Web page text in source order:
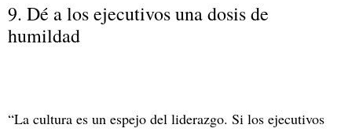
9. Dé a los ejecutivos una dosis de
humildad
“La cultura es un espejo del liderazgo. Si los ejecutivos